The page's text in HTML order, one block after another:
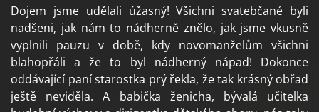
Dojem jsme udělali úžasný! Všichni svatebčané byli
nadšeni, jak nám to nádherně znělo, jak jsme vkusně
vyplnili pauzu v době, kdy novomanželům všichni
blahopřáli a že to byl nádherný nápad! Dokonce
oddávající paní starostka prý řekla, že tak krásný obřad
ještě neviděla. A babička ženicha, bývalá učitelka